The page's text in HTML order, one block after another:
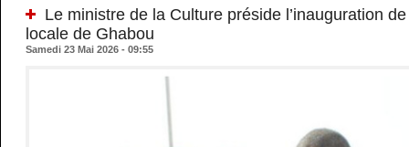
Le ministre de la Culture préside l’inauguration
locale de Ghabou
Samedi 23 Mai 2026 - 09:55